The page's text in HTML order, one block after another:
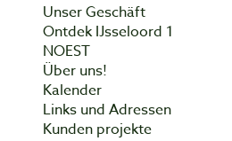
Unser Geschäft
Ontdek IJsseloord 1
NOEST
Über uns!
Kalender
Links und Adressen
Kunden projekte